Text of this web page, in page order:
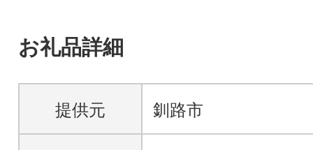
お礼品詳細
提供元 釧路市